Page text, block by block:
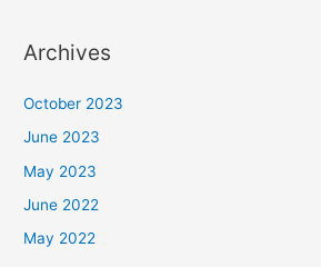
Archives
October 2023
June 2023
May 2023
June 2022
May 2022